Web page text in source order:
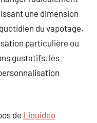
une dimension
du vapotage.
particulière ou
gustatifs, les
de Liquideo